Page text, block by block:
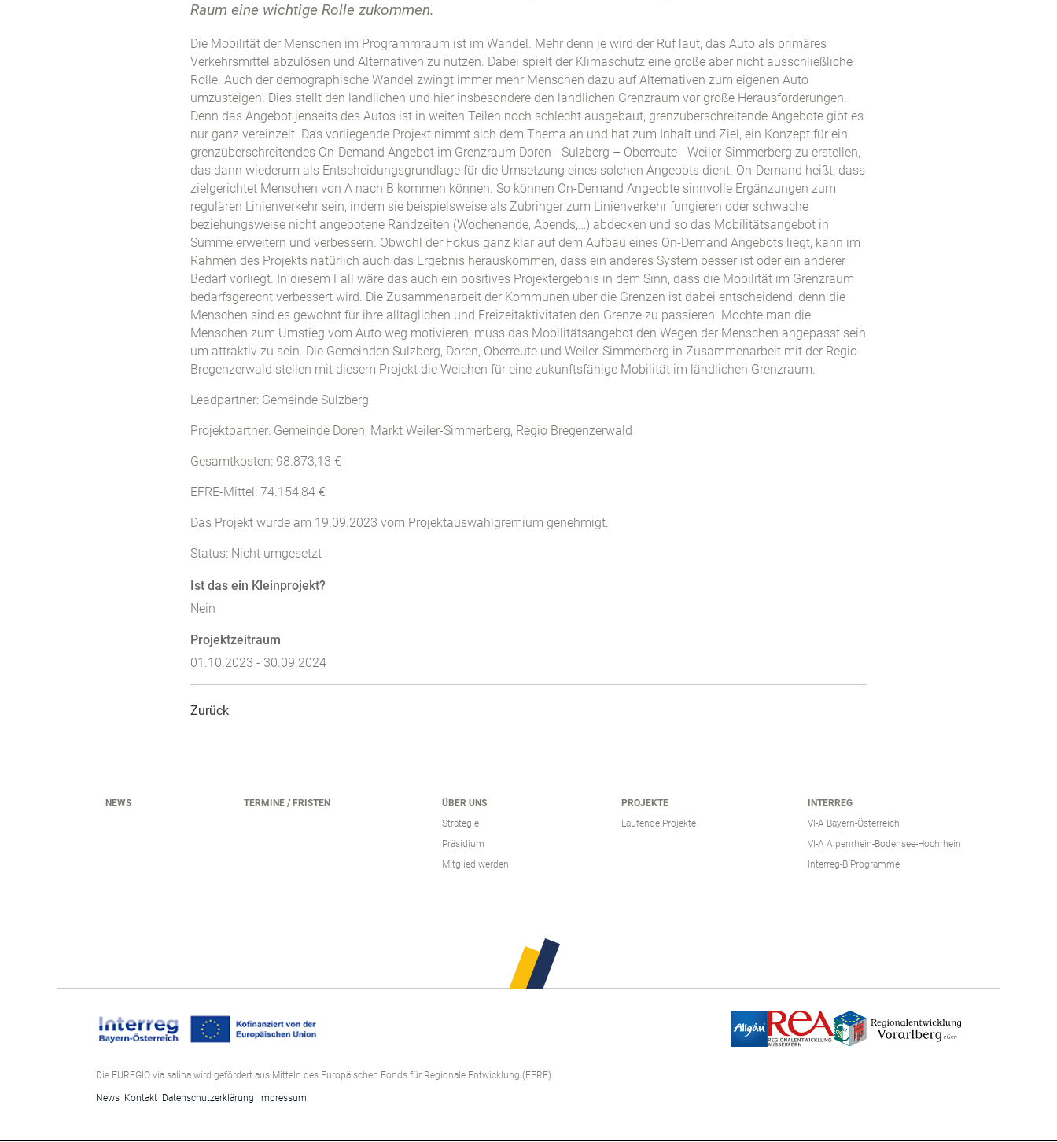
Raum eine wichtige Rolle zukommen.
Die Mobilität der Menschen im Programmraum ist im Wandel. Mehr denn je wird der Ruf laut, das Auto als primäres
Verkehrsmittel abzulösen und Alternativen zu nutzen. Dabei spielt der Klimaschutz eine große aber nicht ausschließliche
Rolle. Auch der demographische Wandel zwingt immer mehr Menschen dazu auf Alternativen zum eigenen Auto
umzusteigen. Dies stellt den ländlichen und hier insbesondere den ländlichen Grenzraum vor große Herausforderungen.
Denn das Angebot jenseits des Autos ist in weiten Teilen noch schlecht ausgebaut, grenzüberschreitende Angebote gibt es
nur ganz vereinzelt. Das vorliegende Projekt nimmt sich dem Thema an und hat zum Inhalt und Ziel, ein Konzept für ein
grenzüberschreitendes On-Demand Angebot im Grenzraum Doren - Sulzberg – Oberreute - Weiler-Simmerberg zu erstellen,
das dann wiederum als Entscheidungsgrundlage für die Umsetzung eines solchen Angeobts dient. On-Demand heißt, dass
zielgerichtet Menschen von A nach B kommen können. So können On-Demand Angeobte sinnvolle Ergänzungen zum
regulären Linienverkehr sein, indem sie beispielsweise als Zubringer zum Linienverkehr fungieren oder schwache
beziehungsweise nicht angebotene Randzeiten (Wochenende, Abends,…) abdecken und so das Mobilitätsangebot in
Summe erweitern und verbessern. Obwohl der Fokus ganz klar auf dem Aufbau eines On-Demand Angebots liegt, kann im
Rahmen des Projekts natürlich auch das Ergebnis herauskommen, dass ein anderes System besser ist oder ein anderer
Bedarf vorliegt. In diesem Fall wäre das auch ein positives Projektergebnis in dem Sinn, dass die Mobilität im Grenzraum
bedarfsgerecht verbessert wird. Die Zusammenarbeit der Kommunen über die Grenzen ist dabei entscheidend, denn die
Menschen sind es gewohnt für ihre alltäglichen und Freizeitaktivitäten den Grenze zu passieren. Möchte man die
Menschen zum Umstieg vom Auto weg motivieren, muss das Mobilitätsangebot den Wegen der Menschen angepasst sein
um attraktiv zu sein. Die Gemeinden Sulzberg, Doren, Oberreute und Weiler-Simmerberg in Zusammenarbeit mit der Regio
Bregenzerwald stellen mit diesem Projekt die Weichen für eine zukunftsfähige Mobilität im ländlichen Grenzraum.
Leadpartner: Gemeinde Sulzberg
Projektpartner: Gemeinde Doren, Markt Weiler-Simmerberg, Regio Bregenzerwald
Gesamtkosten: 98.873,13 €
EFRE-Mittel: 74.154,84 €
Das Projekt wurde am 19.09.2023 vom Projektauswahlgremium genehmigt.
Status: Nicht umgesetzt
Ist das ein Kleinprojekt?
Nein
Projektzeitraum
01.10.2023 - 30.09.2024
Zurück
NEWS TERMINE / FRISTEN
ÜBER UNS
Strategie
Präsidium
Mitglied werden
PROJEKTE
Laufende Projekte
INTERREG
VI-A Bayern-Österreich
VI-A Alpenrhein-Bodensee-Hochrhein
Interreg-B Programme
Die EUREGIO via salina wird gefördert aus Mitteln des Europäischen Fonds für Regionale Entwicklung (EFRE)
News Kontakt Datenschutzerklärung Impressum